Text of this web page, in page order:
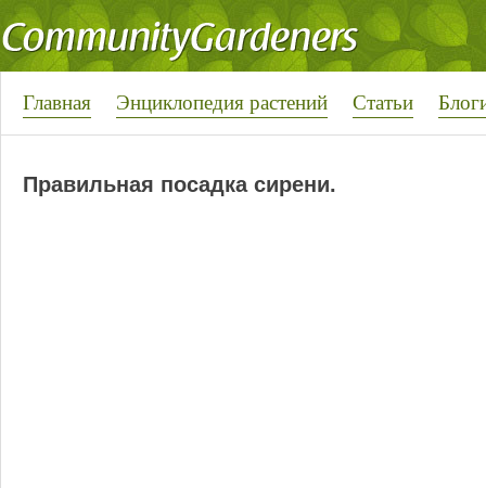
Главная Энциклопедия растений Статьи
Правильная посадка сирени.